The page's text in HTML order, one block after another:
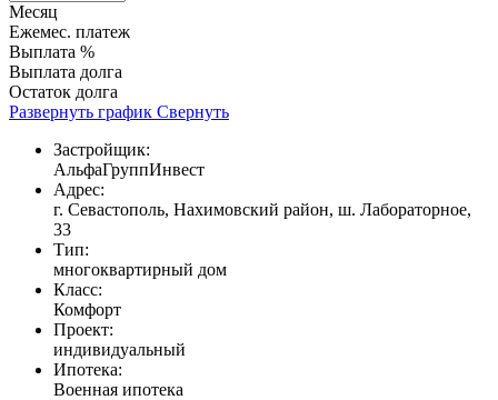
Месяц
Ежемес. платеж
Выплата %
Выплата долга
Остаток долга
Развернуть график Свернуть
Застройщик:
АльфаГруппИнвест
Адрес:
г. Севастополь, Нахимовский район, ш. Лабораторное,
33
Тип:
многоквартирный дом
Класс:
Комфорт
Проект:
индивидуальный
Ипотека:
Военная ипотека